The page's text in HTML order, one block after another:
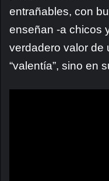
entrañables, con
enseñan -a chicos
verdadero valor de
“valentía”, sino en